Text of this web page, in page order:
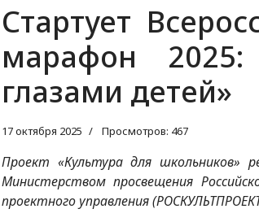
Стартует
марафон 2025:
глазами детей»
17 октября 2025 Просмотров: 467
Проект «Культура для школьников»
Министерством просвещения
проектного управления